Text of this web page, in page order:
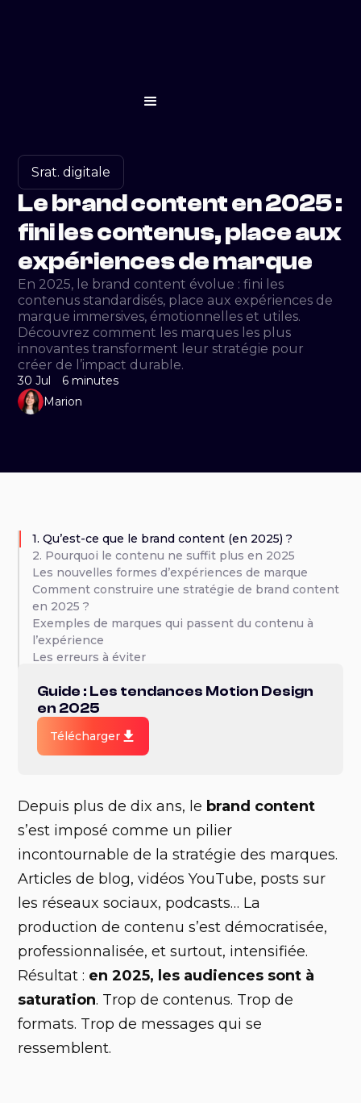
Srat. digitale
Le brand content en 2025 :
fini les contenus, place aux
expériences de marque
En 2025, le brand content évolue : fini les
contenus standardisés, place aux expériences de
marque immersives, émotionnelles et utiles.
Découvrez comment les marques les plus
innovantes transforment leur stratégie pour
créer de l’impact durable.
30 Jul
6 minutes
Marion
1. Qu’est-ce que le brand content (en 2025) ?
2. Pourquoi le contenu ne suffit plus en 2025
Les nouvelles formes d’expériences de marque
Comment construire une stratégie de brand content
en 2025 ?
‍Exemples de marques qui passent du contenu à
l’expérience
Les erreurs à éviter
Guide : Les tendances Motion Design
en 2025
Télécharger
Depuis plus de dix ans, le brand content
s’est imposé comme un pilier
incontournable de la stratégie des marques.
Articles de blog, vidéos YouTube, posts sur
les réseaux sociaux, podcasts… La
production de contenu s’est démocratisée,
professionnalisée, et surtout, intensifiée.
Résultat : en 2025, les audiences sont à
saturation. Trop de contenus. Trop de
formats. Trop de messages qui se
ressemblent.